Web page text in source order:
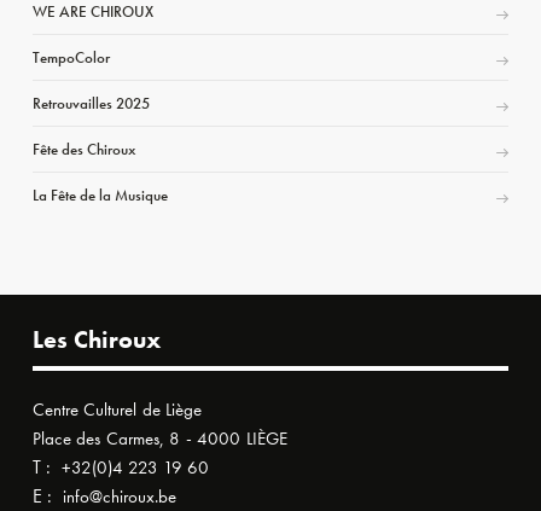
WE ARE CHIROUX
TempoColor
Retrouvailles 2025
Fête des Chiroux
La Fête de la Musique
Les Chiroux
Centre Culturel de Liège
Place des Carmes, 8 - 4000 LIÈGE
T : +32(0)4 223 19 60
E : info@chiroux.be